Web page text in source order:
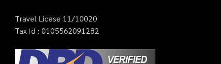
Travel Licese 11/10020
Tax Id : 0105562091282